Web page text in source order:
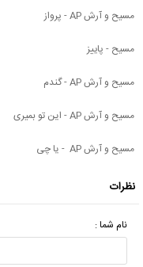
مسیح و آرش AP - پرواز
مسیح - پاییز
مسیح و آرش AP - گندم
مسیح و آرش AP - این تو بمیری
مسیح و آرش AP - یا چی
نظرات
نام شما :